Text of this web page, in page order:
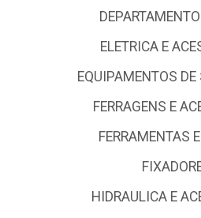
ELETRICA E
EQUIPAMENTOS DE
FERRAGENS E
FERRAMENTAS
HIDRAULICA E